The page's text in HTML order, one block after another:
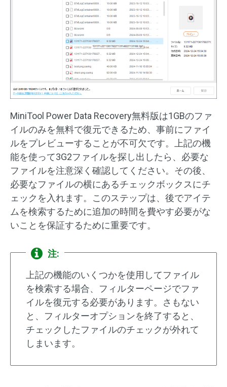
MiniTool Power Data Recovery無料版は1GBのファ
イルのみを無料で復元できるため、事前にファイ
ルをプレビューすることが不可欠です。上記の機
能を使って3G2ファイルを探し出したら、必要な
ファイルを注意深く確認してください。その後、
必要なファイルの横にあるチェックボックスにチ
ェックを入れます。このステップは、後でアイテ
ムを検索するために追加の時間を費やす必要がな
いことを保証するために重要です。
注:
上記の機能のいくつかを使用してファイル
を検索する場合、フィルターページでファ
イルを復元する必要があります。さもない
と、フィルターオプションを終了すると、
チェックしたファイルのチェックが外れて
しまいます。